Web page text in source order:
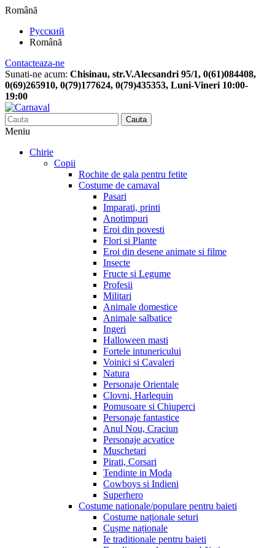
Română
Русский
Română
Contacteaza-ne
Sunati-ne acum: Chisinau, str.V.Alecsandri 95/1, 0(61)084408,
0(69)265910, 0(79)177624, 0(79)435353, Luni-Vineri 10:00-
19:00
Cauta
Meniu
Chirie
Copii
Rochite de gala pentru fetite
Costume de carnaval
Pasari
Imparati, printi
Anotimpuri
Eroi din povesti
Flori si Plante
Eroi din desene animate si filme
Insecte
Fructe si Legume
Profesii
Militari
Animale domestice
Animale salbatice
Ingeri
Halloween masti
Fortele intunericului
Voinici si Cavaleri
Natura
Personaje Orientale
Clovni, Harlequin
Pomusoare si Chiuperci
Personaje fantastice
Anul Nou, Craciun
Personaje acvatice
Muschetari
Pirati, Corsari
Tendinte in Moda
Cowboys si Indieni
Superhero
Costume nationale/populare pentru baieti
Costume naționale seturi
Cușme naționale
Ie traditionale pentru baieti